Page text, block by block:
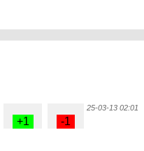
25-03-13 02:01